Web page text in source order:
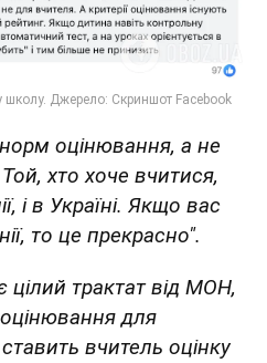
оцінювання, а не
хто хоче вчитися,
і в Україні. Якщо вас
то це прекрасно".
цілий трактат від МОН,
оцінювання для
вчитель оцінку